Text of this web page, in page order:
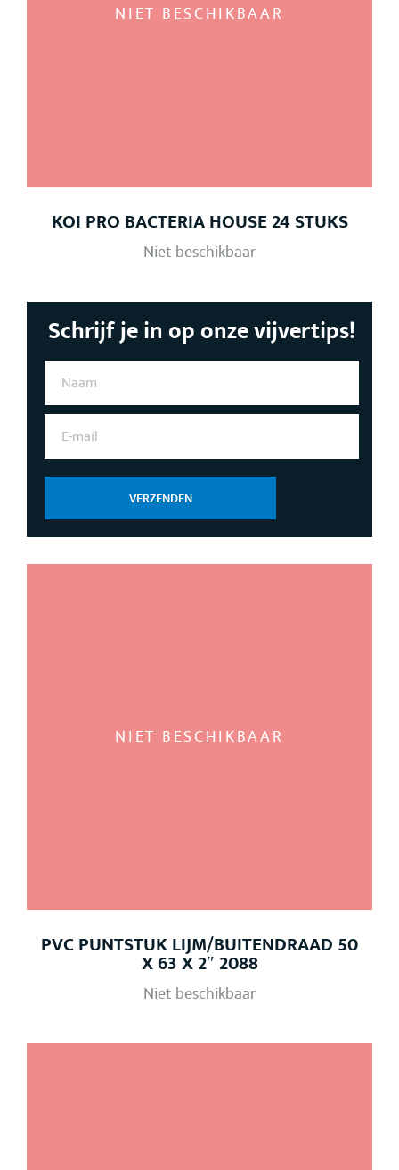
NIET BESCHIKBAAR
KOI PRO BACTERIA HOUSE 24 STUKS
Niet beschikbaar
Schrijf je in op onze vijvertips!
N
M
E
A
I
VERZENDEN
NIET BESCHIKBAAR
PVC PUNTSTUK LIJM/BUITENDRAAD 50
X 63 X 2″ 2088
Niet beschikbaar